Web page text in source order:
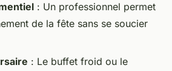
: Un professionnel permet
de la fête sans se soucier
: Le buffet froid ou le